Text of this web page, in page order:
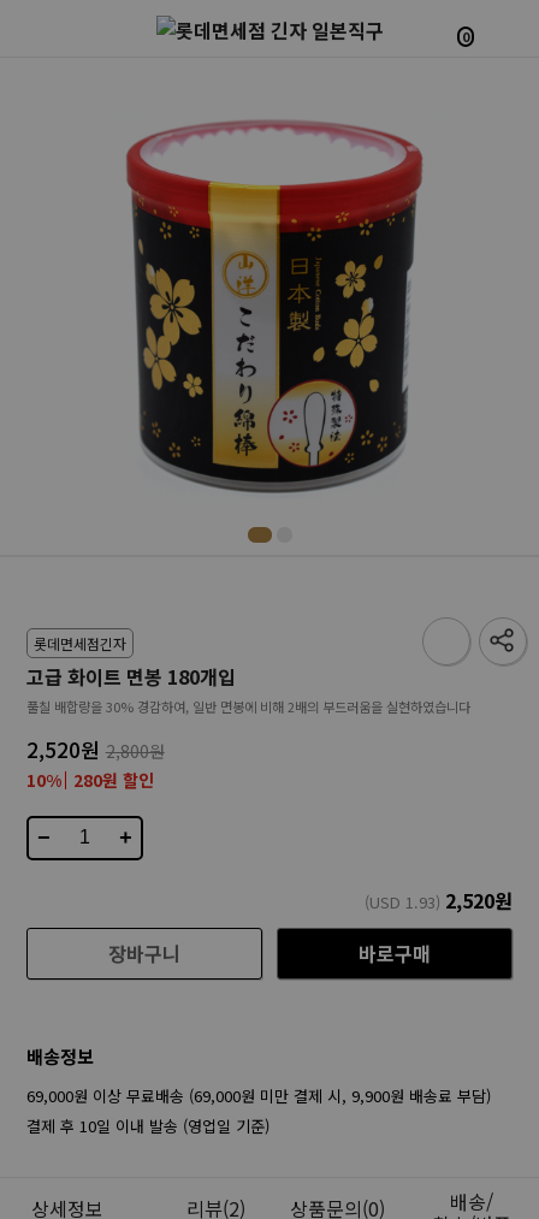
0
롯데면세점긴자
고급 화이트 면봉 180개입
풀칠 배합량을 30% 경감하여, 일반 면봉에 비해 2배의 부드러움을 실현하였습니다
2,520원 2,800원
10% 280원 할인
− +
(USD 1.93) 2,520원
장바구니
바로구매
배송정보
69,000원 이상 무료배송 (69,000원 미만 결제 시, 9,900원 배송료 부담)
결제 후 10일 이내 발송 (영업일 기준)
상세정보 리뷰(2) 상품문의(0) 배송/